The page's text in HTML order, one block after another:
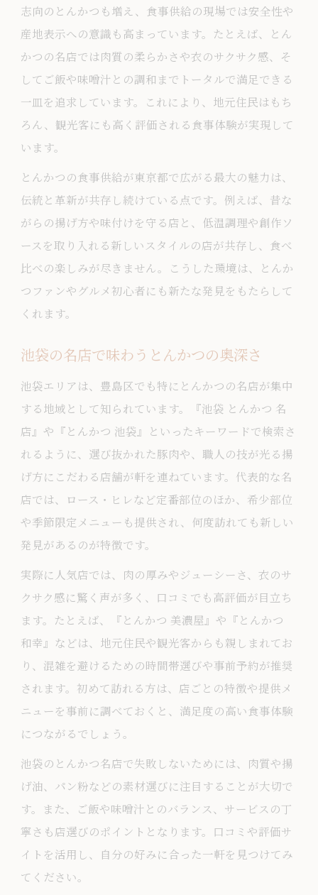
験
ブランド豚を使ったとんかつの贅沢な味
とんかつ御三家が築く東京の味文化
池袋のおすすめとんかつ店で感じる特別
感
食事供給の進化が生む新たなとんかつ像
力
食事供給シーンで輝く東京のとんかつ店
池袋の人気とんかつ店で味わう新提案
とんかつ丸七や和幸に見る味の多様性
池袋の名店で味わう絶品とんかつ体験
駅近とんかつ店で感じる食事供給の工夫
とんかつ清水屋など話題店を巡る魅力
池袋周辺で楽しむとんかつの美味しさ
とんかつと食事供給の相乗効果を探る
東京のとんかつ文化と食事供給の変遷
新時代のとんかつを楽しむための秘訣
とんかつ東京スタイルの魅力を満喫
食事供給が育む多様なとんかつ体験
志向のとんかつも増え、食事供給の現場では安全性や
産地表示への意識も高まっています。たとえば、とん
かつの名店では肉質の柔らかさや衣のサクサク感、そ
してご飯や味噌汁との調和までトータルで満足できる
一皿を追求しています。これにより、地元住民はもち
ろん、観光客にも高く評価される食事体験が実現して
います。
とんかつの食事供給が東京都で広がる最大の魅力は、
伝統と革新が共存し続けている点です。例えば、昔な
がらの揚げ方や味付けを守る店と、低温調理や創作ソ
ースを取り入れる新しいスタイルの店が共存し、食べ
比べの楽しみが尽きません。こうした環境は、とんか
つファンやグルメ初心者にも新たな発見をもたらして
くれます。
池袋の名店で味わうとんかつの奥深さ
池袋エリアは、豊島区でも特にとんかつの名店が集中
する地域として知られています。『池袋 とんかつ 名
店』や『とんかつ 池袋』といったキーワードで検索さ
れるように、選び抜かれた豚肉や、職人の技が光る揚
げ方にこだわる店舗が軒を連ねています。代表的な名
店では、ロース・ヒレなど定番部位のほか、希少部位
や季節限定メニューも提供され、何度訪れても新しい
発見があるのが特徴です。
実際に人気店では、肉の厚みやジューシーさ、衣のサ
クサク感に驚く声が多く、口コミでも高評価が目立ち
ます。たとえば、『とんかつ 美濃屋』や『とんかつ
和幸』などは、地元住民や観光客からも親しまれてお
り、混雑を避けるための時間帯選びや事前予約が推奨
されます。初めて訪れる方は、店ごとの特徴や提供メ
ニューを事前に調べておくと、満足度の高い食事体験
につながるでしょう。
池袋のとんかつ名店で失敗しないためには、肉質や揚
げ油、パン粉などの素材選びに注目することが大切で
す。また、ご飯や味噌汁とのバランス、サービスの丁
寧さも店選びのポイントとなります。口コミや評価サ
イトを活用し、自分の好みに合った一軒を見つけてみ
てください。